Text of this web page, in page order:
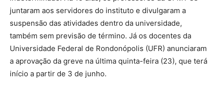
juntaram aos servidores do instituto e divulgaram a
suspensão das atividades dentro da universidade,
também sem previsão de término. Já os docentes da
Universidade Federal de Rondonópolis (UFR) anunciaram
a aprovação da greve na última quinta-feira (23), que terá
início a partir de 3 de junho.